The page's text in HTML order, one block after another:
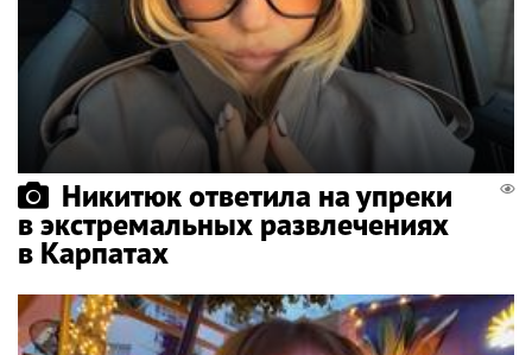
Никитюк ответила на упреки
в экстремальных развлечениях
в Карпатах